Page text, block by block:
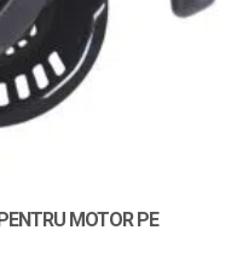
MOTOR PE